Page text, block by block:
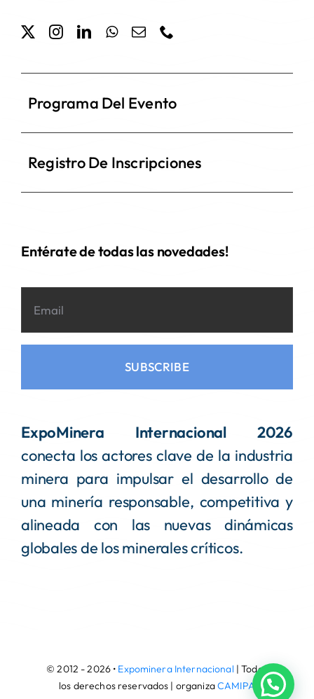
Programa Del Evento
Registro De Inscripciones
Entérate de todas las novedades!
SUBSCRIBE
ExpoMinera Internacional 2026
conecta los actores clave de la industria
minera para impulsar el desarrollo de
una minería responsable, competitiva y
alineada con las nuevas dinámicas
globales de los minerales críticos.
© 2012 - 2026 • Expominera Internacional | Todos
los derechos reservados | organizaCAMIPA